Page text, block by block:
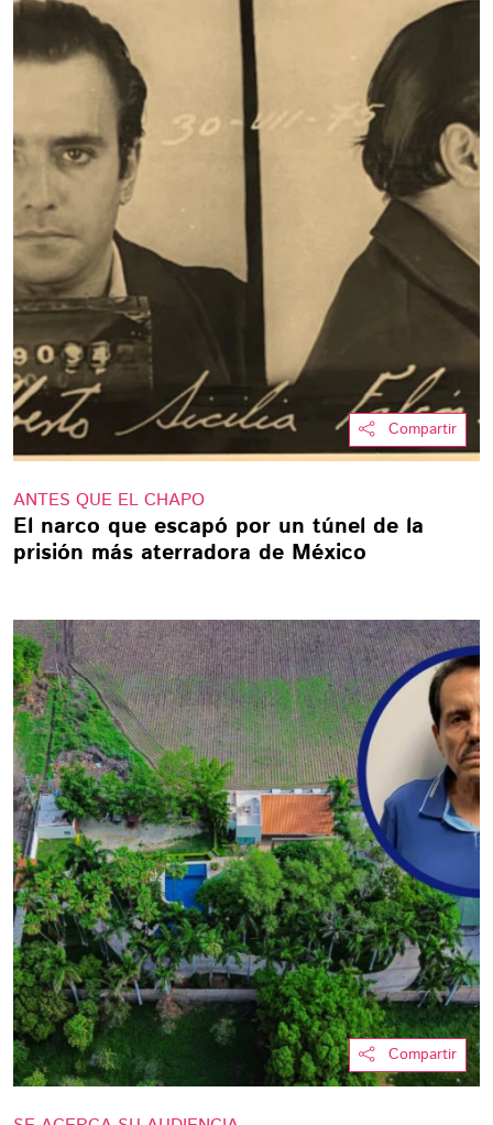
Compartir
ANTES QUE EL CHAPO
El narco que escapó por un túnel de la
prisión más aterradora de México
Compartir